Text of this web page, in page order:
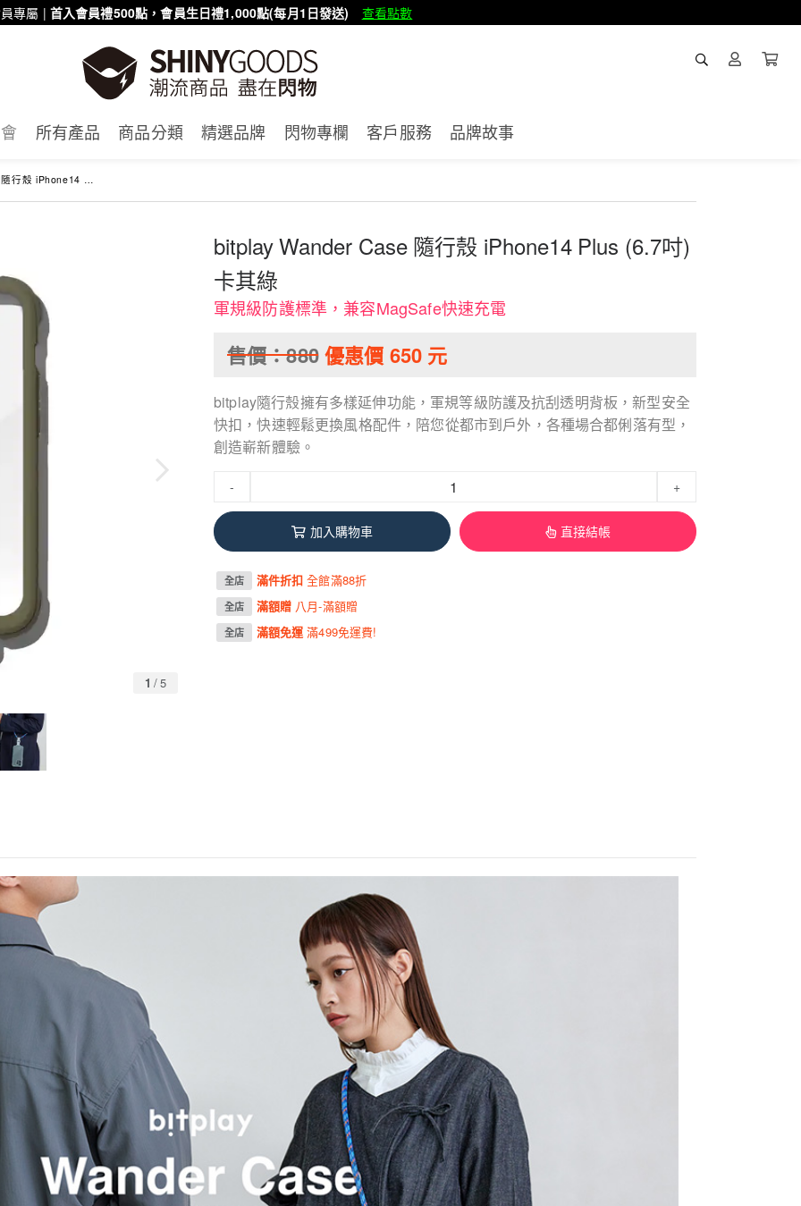
專屬 | 首入會員禮500點，會員生日禮1,000點(每月1日發送) 查看點數
所有產品 商品分類 精選品牌 閃物專欄 客戶服務 品牌故事
Plus (6.7吋) 卡其綠
1 /5
bitplay Wander Case 隨行殼 iPhone14 Plus (6.7吋)
卡其綠
軍規級防護標準，兼容MagSafe快速充電
售價：880優惠價 650 元
bitplay隨行殼擁有多樣延伸功能，軍規等級防護及抗刮透明背板，新型安全
快扣，快速輕鬆更換風格配件，陪您從都市到戶外，各種場合都俐落有型，
創造嶄新體驗。
- +
加入購物車 直接結帳
全店 滿件折扣全館滿88折
全店 滿額贈 八月-滿額贈
全店 滿額免運滿499免運費!